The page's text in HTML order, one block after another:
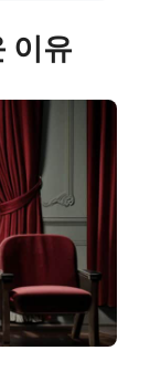
이유